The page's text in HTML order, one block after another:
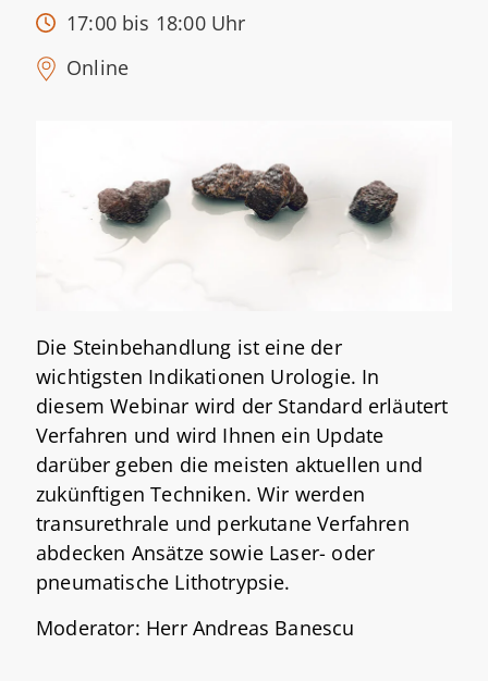
17:00 bis 18:00 Uhr
Online
Die Steinbehandlung ist eine der
wichtigsten Indikationen Urologie. In
diesem Webinar wird der Standard erläutert
Verfahren und wird Ihnen ein Update
darüber geben die meisten aktuellen und
zukünftigen Techniken. Wir werden
transurethrale und perkutane Verfahren
abdecken Ansätze sowie Laser- oder
pneumatische Lithotrypsie.
Moderator: Herr Andreas Banescu